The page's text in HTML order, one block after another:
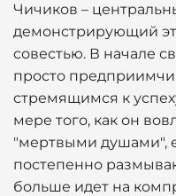
Чичиков –
демонстрирующий
совестью. В начале
просто
стремящимся к
мере того, как он
"мертвыми душами",
постепенно
больше идет на